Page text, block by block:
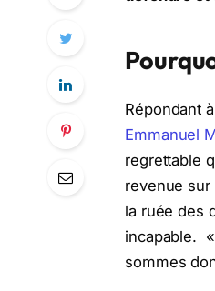
Répondant
Emmanuel
regrettable
revenue sur
la ruée des
incapable.
sommes